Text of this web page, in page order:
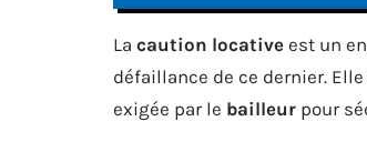
La caution locative est un
défaillance de ce dernier.
exigée par le bailleur pour